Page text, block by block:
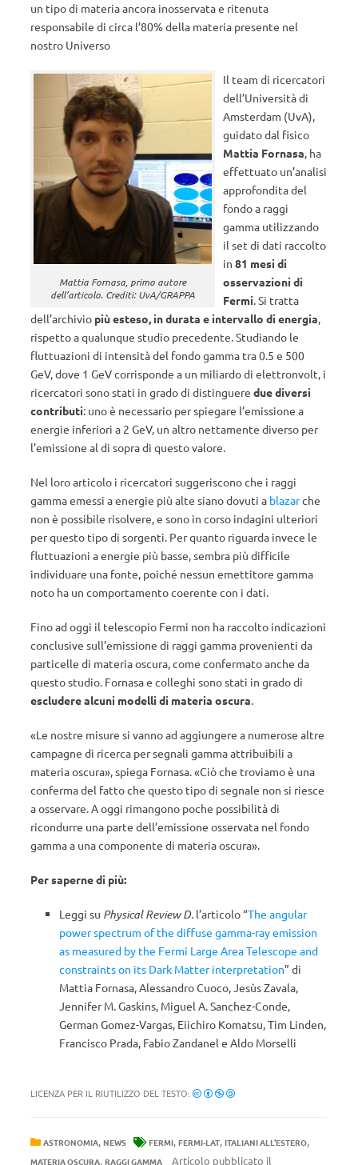
un tipo di materia ancora inosservata e ritenuta
responsabile di circa l’80% della materia presente nel
nostro Universo
Mattia Fornasa, primo autore
dell’articolo. Crediti: UvA/GRAPPA
Il team di ricercatori
dell’Università di
Amsterdam (UvA),
guidato dal fisico
Mattia Fornasa, ha
effettuato un’analisi
approfondita del
fondo a raggi
gamma utilizzando
il set di dati raccolto
in81 mesi di
osservazioni di
Fermi. Si tratta
dell’archivio più esteso, in durata e intervallo di energia,
rispetto a qualunque studio precedente. Studiando le
fluttuazioni di intensità del fondo gamma tra 0.5 e 500
GeV, dove 1 GeV corrisponde a un miliardo di elettronvolt, i
ricercatori sono stati in grado di distinguere due diversi
contributi: uno è necessario per spiegare l’emissione a
energie inferiori a 2 GeV, un altro nettamente diverso per
l’emissione al di sopra di questo valore.
Nel loro articolo i ricercatori suggeriscono che i raggi
gamma emessi a energie più alte siano dovuti a blazarche
non è possibile risolvere, e sono in corso indagini ulteriori
per questo tipo di sorgenti. Per quanto riguarda invece le
fluttuazioni a energie più basse, sembra più difficile
individuare una fonte, poiché nessun emettitore gamma
noto ha un comportamento coerente con i dati.
Fino ad oggi il telescopio Fermi non ha raccolto indicazioni
conclusive sull’emissione di raggi gamma provenienti da
particelle di materia oscura, come confermato anche da
questo studio. Fornasa e colleghi sono stati in grado di
escludere alcuni modelli di materia oscura.
«Le nostre misure si vanno ad aggiungere a numerose altre
campagne di ricerca per segnali gamma attribuibili a
materia oscura», spiega Fornasa. «Ciò che troviamo è una
conferma del fatto che questo tipo di segnale non si riesce
a osservare. A oggi rimangono poche possibilità di
ricondurre una parte dell’emissione osservata nel fondo
gamma a una componente di materia oscura».
Per saperne di più:
Leggi su Physical Review D. l’articolo “The angular
power spectrum of the diffuse gamma-ray emission
as measured by the Fermi Large Area Telescope and
constraints on its Dark Matter interpretation” di
Mattia Fornasa, Alessandro Cuoco, Jesùs Zavala,
Jennifer M. Gaskins, Miguel A. Sanchez-Conde,
German Gomez-Vargas, Eiichiro Komatsu, Tim Linden,
Francisco Prada, Fabio Zandanel e Aldo Morselli
LICENZA PER IL RIUTILIZZO DEL TESTO:
ASTRONOMIA, NEWS FERMI, FERMI-LAT, ITALIANI ALL'ESTERO,
MATERIA OSCURA, RAGGI GAMMA Articolo pubblicato il